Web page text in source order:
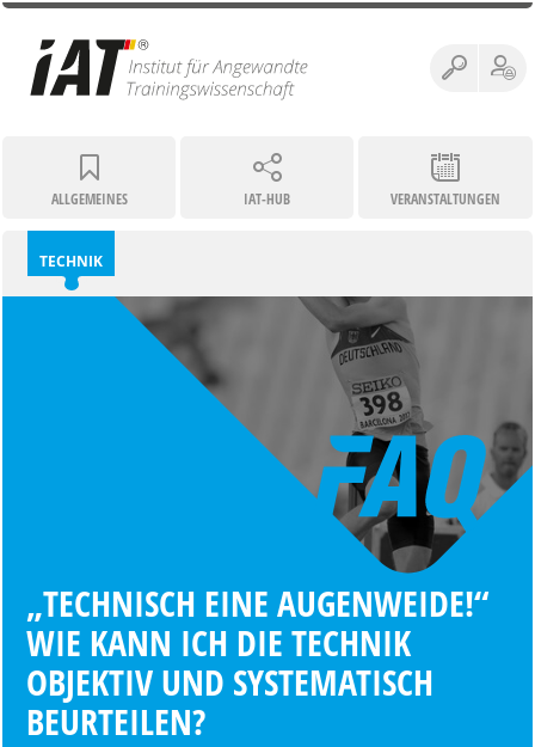
ALLGEMEINES IAT-HUB VERANSTALTUNGEN
TECHNIK
„TECHNISCH EINE AUGENWEIDE!“
WIE KANN ICH DIE TECHNIK
OBJEKTIV UND SYSTEMATISCH
BEURTEILEN?